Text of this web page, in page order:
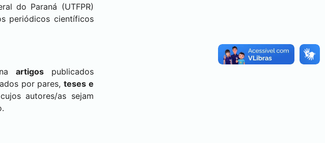
do Paraná (UTFPR)
periódicos científicos
artigospublicados
por pares,teses e
autores/as sejam